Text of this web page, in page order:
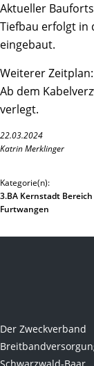
Aktueller
Tiefbau erfolgt in
eingebaut.
Weiterer Zeitplan:
Ab dem
verlegt.
22.03.2024
Katrin Merklinger
Kategorie(n):
3.BA Kernstadt
Furtwangen
Der Zweckverband